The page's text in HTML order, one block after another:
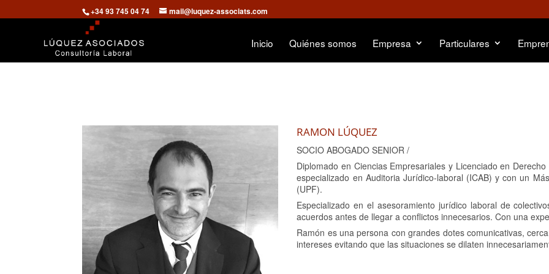
+34 93 745 04 74 mail@luquez-associats.com
Inicio Quiénes somos Empresa Particulares
RAMON LÚQUEZ
SOCIO ABOGADO SENIOR /
Diplomado en Ciencias Empresariales y Licenciado en
especializado en Auditoria Jurídico-laboral (ICAB) y con un
(UPF).
Especializado en el asesoramiento jurídico laboral de
acuerdos antes de llegar a conflictos innecesarios. Con una
Ramón es una persona con grandes dotes comunicativas,
intereses evitando que las situaciones se dilaten